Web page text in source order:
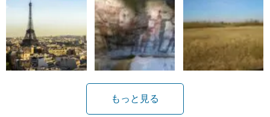
もっと見る